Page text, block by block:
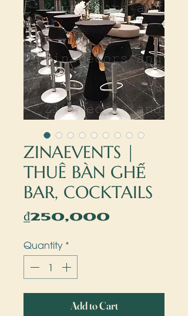
ZINAEVENTS |
THUÊ BÀN GHẾ
BAR, COCKTAILS
₫250,000Price
Quantity *
Add to Cart